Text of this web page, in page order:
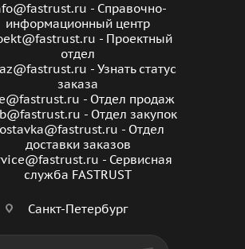
- Справочно-
информационный центр
- Проектный
отдел
- Узнать статус
заказа
- Отдел продаж
- Отдел закупок
- Отдел
доставки заказов
- Сервисная
служба FASTRUST
Санкт-Петербург